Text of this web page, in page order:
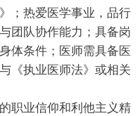
；热爱医学事业，品行
团队协作能力；具备岗
体条件；医师需具备医
《执业医师法》或相关
职业信仰和利他主义精